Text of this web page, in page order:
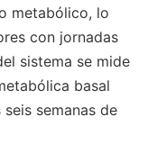
metabólico, lo
con jornadas
sistema se mide
basal
semanas de